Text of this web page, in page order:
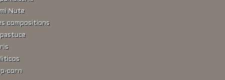
Nute
compositions
corn